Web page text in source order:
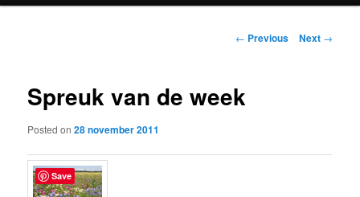
content
Post
← Previous Next →
Spreuk van de week
Posted on28 november 2011
Save